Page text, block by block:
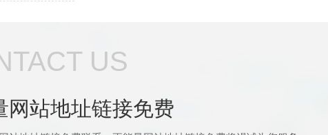
US
网站地址链接免费